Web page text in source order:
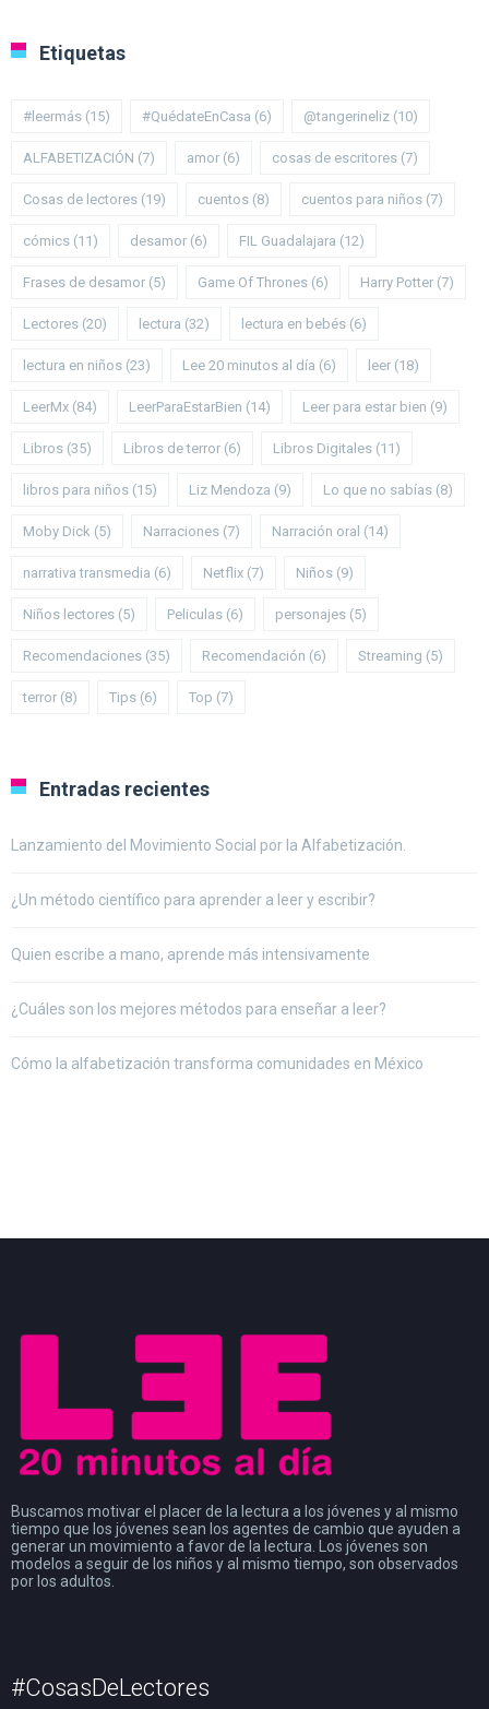
Etiquetas
#leermás (15) #QuédateEnCasa (6) @tangerineliz (10)
ALFABETIZACIÓN (7) amor (6) cosas de escritores (7)
Cosas de lectores (19) cuentos (8) cuentos para niños (7)
cómics (11) desamor (6) FIL Guadalajara (12)
Frases de desamor (5) Game Of Thrones (6) Harry Potter (7)
Lectores (20) lectura (32) lectura en bebés (6)
lectura en niños (23) Lee 20 minutos al día (6) leer (18)
LeerMx (84) LeerParaEstarBien (14) Leer para estar bien (9)
Libros (35) Libros de terror (6) Libros Digitales (11)
libros para niños (15) Liz Mendoza (9) Lo que no sabías (8)
Moby Dick (5) Narraciones (7) Narración oral (14)
narrativa transmedia (6) Netflix (7) Niños (9)
Niños lectores (5) Peliculas (6) personajes (5)
Recomendaciones (35) Recomendación (6) Streaming (5)
terror (8) Tips (6) Top (7)
Entradas recientes
Lanzamiento del Movimiento Social por la Alfabetización.
¿Un método científico para aprender a leer y escribir?
Quien escribe a mano, aprende más intensivamente
¿Cuáles son los mejores métodos para enseñar a leer?
Cómo la alfabetización transforma comunidades en México
Buscamos motivar el placer de la lectura a los jóvenes y al mismo
tiempo que los jóvenes sean los agentes de cambio que ayuden a
generar un movimiento a favor de la lectura. Los jóvenes son
modelos a seguir de los niños y al mismo tiempo, son observados
por los adultos.
#CosasDeLectores